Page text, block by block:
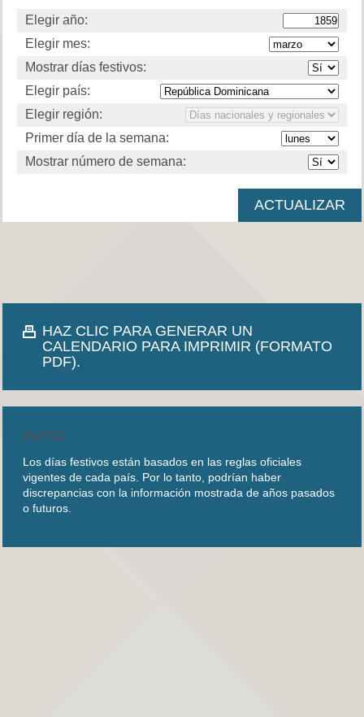
Elegir año:
Elegir mes:
Mostrar días festivos:
Elegir país:
Elegir región:
Primer día de la semana:
Mostrar número de semana:
HAZ CLIC PARA GENERAR UN
CALENDARIO PARA IMPRIMIR (FORMATO
PDF).
AVISO
Los días festivos están basados en las reglas oficiales
vigentes de cada país. Por lo tanto, podrían haber
discrepancias con la información mostrada de años pasados
o futuros.